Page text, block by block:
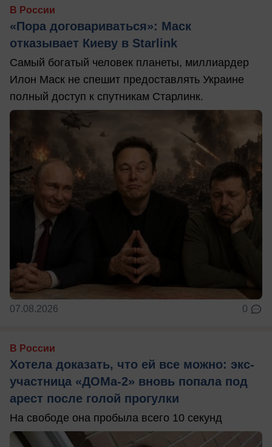
В России
«Пора договариваться»: Маск
отказывает Киеву в Starlink
Самый богатый человек планеты, миллиардер
Илон Маск не спешит предоставлять Украине
полный доступ к спутникам Старлинк.
07.08.2026 0
В России
Хотела доказать, что ей все можно: экс-
участница «ДОМа-2» вновь попала под
арест после голой прогулки
На свободе она пробыла всего 10 секунд